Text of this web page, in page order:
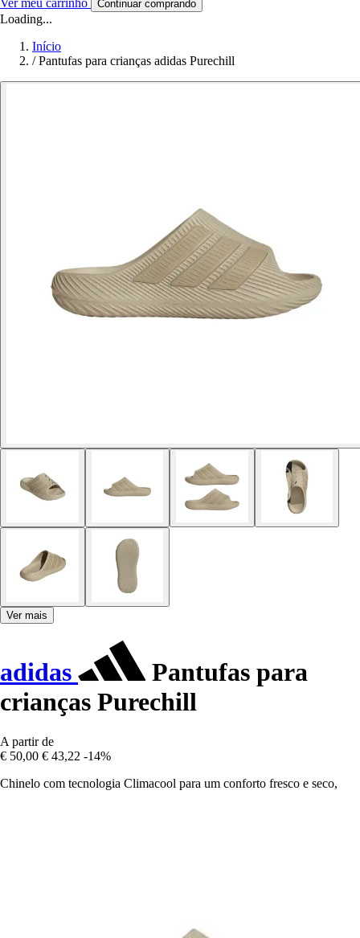
Continuar comprando
Loading...
Início
/ Pantufas para crianças adidas Purechill
Ver mais
adidas
Pantufas para
crianças Purechill
A partir de
€ 50,00 € 43,22 -14%
Chinelo com tecnologia Climacool para um conforto fresco e seco,